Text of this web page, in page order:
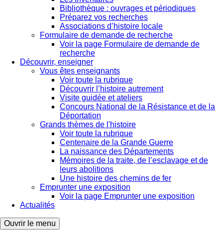
Bibliothèque : ouvrages et périodiques
Préparez vos recherches
Associations d’histoire locale
Formulaire de demande de recherche
Voir la page Formulaire de demande de
recherche
Découvrir, enseigner
Vous êtes enseignants
Voir toute la rubrique
Découvrir l’histoire autrement
Visite guidée et ateliers
Concours National de la Résistance et de la
Déportation
Grands thèmes de l'histoire
Voir toute la rubrique
Centenaire de la Grande Guerre
La naissance des Départements
Mémoires de la traite, de l’esclavage et de
leurs abolitions
Une histoire des chemins de fer
Emprunter une exposition
Voir la page Emprunter une exposition
Actualités
Ouvrir le menu